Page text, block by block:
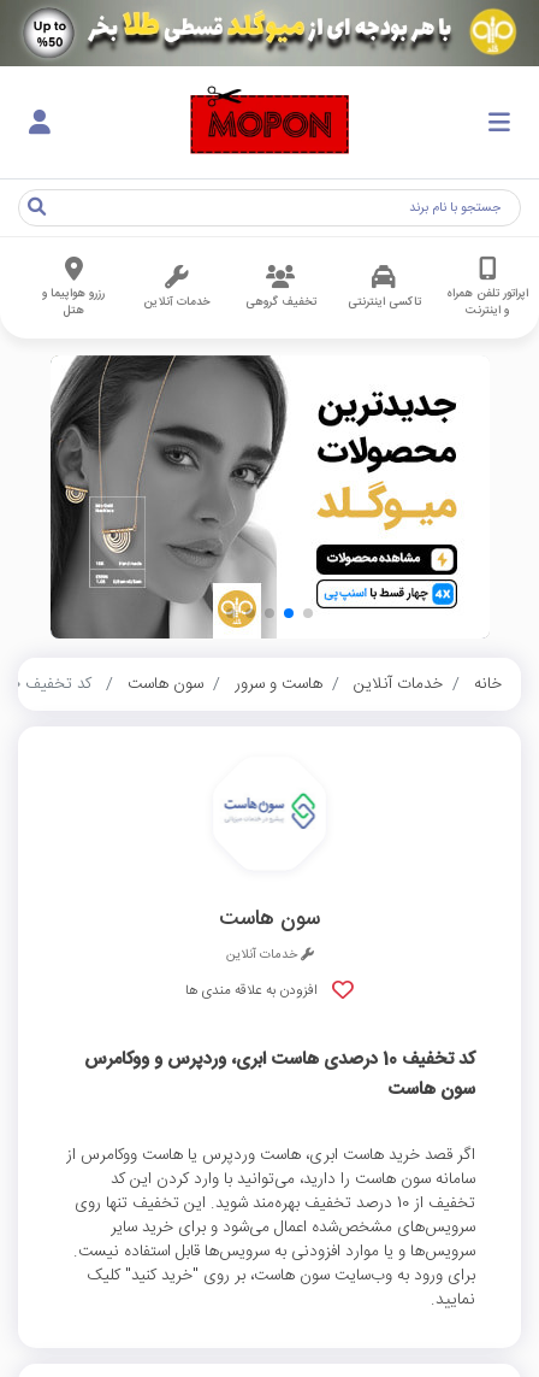
اپراتور تلفن همراه
و اینترنت
تاکسی اینترنتی تخفیف گروهی خدمات آنلاین
رزرو هواپیما و
هتل
خانه خدمات آنلاین هاست و سرور سون هاست کد تخفیف 10 درصدی هاست ابری، وردپرس و ووکامرس سون هاست
سون هاست
خدمات آنلاین
افزودن به علاقه مندی ها
کد تخفیف 10 درصدی هاست ابری، وردپرس و ووکامرس
سون هاست
اگر قصد خرید هاست ابری، هاست وردپرس یا هاست ووکامرس از
سامانه سون هاست را دارید، می‌توانید با وارد کردن این کد
تخفیف از 10 درصد تخفیف بهره‌مند شوید. این تخفیف تنها روی
سرویس‌های مشخص‌شده اعمال می‌شود و برای خرید سایر
سرویس‌ها و یا موارد افزودنی به سرویس‌ها قابل استفاده نیست.
برای ورود به وب‌سایت سون هاست، بر روی "خرید کنید" کلیک
نمایید.